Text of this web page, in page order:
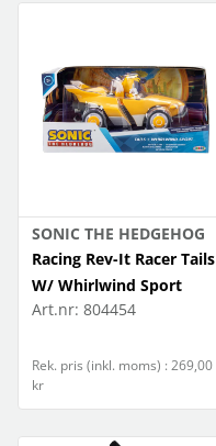
SONIC THE HEDGEHOG
Racing Rev-It Racer Tails
W/ Whirlwind Sport
Art.nr: 804454
Rek. pris (inkl. moms) : 269,00
kr